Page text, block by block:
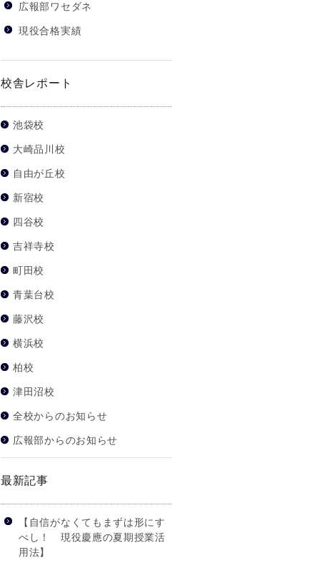
広報部ワセダネ
現役合格実績
校舎レポート
池袋校
大崎品川校
自由が丘校
新宿校
四谷校
吉祥寺校
町田校
青葉台校
藤沢校
横浜校
柏校
津田沼校
全校からのお知らせ
広報部からのお知らせ
最新記事
【自信がなくてもまずは形にす
べし！ 現役慶應の夏期授業活
用法】